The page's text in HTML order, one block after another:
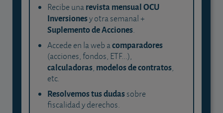
Recibe unarevista mensual OCU
Inversionesy otra semanal +
Suplemento de Acciones.
Accede en la web acomparadores
(acciones, fondos, ETF...),
calculadoras, modelos de contratos,
etc.
Resolvemos tus dudassobre
fiscalidad y derechos.